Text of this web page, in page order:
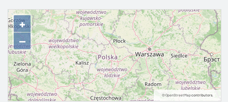
+
−
©OpenStreetMapcontributors.